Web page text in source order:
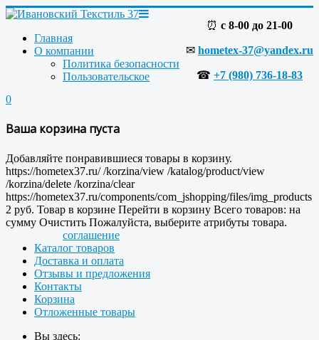
⏰ с 8-00 до 21-00
✉ hometex-37@yandex.ru
☎ +7 (980) 736-18-83
0
Ваша корзина пуста
Добавляйте понравившиеся товары в корзину.
https://hometex37.ru/ /korzina/view /katalog/product/view
/korzina/delete /korzina/clear
https://hometex37.ru/components/com_jshopping/files/img_products
2 руб. Товар в корзине Перейти в корзину Всего товаров: на
сумму Очистить Пожалуйста, выберите атрибуты товара.
Главная
О компании
Политика безопасности
Пользовательское
соглашение
Каталог товаров
Доставка и оплата
Отзывы и предложения
Контакты
Корзина
Отложенные товары
Вы здесь: